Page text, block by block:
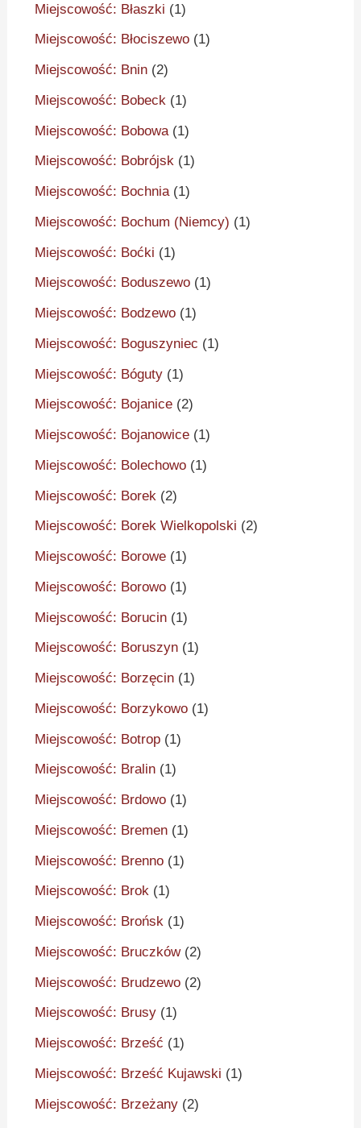
Miejscowość: Błaszki (1)
Miejscowość: Błociszewo (1)
Miejscowość: Bnin (2)
Miejscowość: Bobeck (1)
Miejscowość: Bobowa (1)
Miejscowość: Bobrójsk (1)
Miejscowość: Bochnia(1)
Miejscowość: Bochum (Niemcy) (1)
Miejscowość: Boćki (1)
Miejscowość: Boduszewo (1)
Miejscowość: Bodzewo (1)
Miejscowość: Boguszyniec (1)
Miejscowość: Bóguty (1)
Miejscowość: Bojanice (2)
Miejscowość: Bojanowice (1)
Miejscowość: Bolechowo (1)
Miejscowość: Borek (2)
Miejscowość: Borek Wielkopolski (2)
Miejscowość: Borowe (1)
Miejscowość: Borowo (1)
Miejscowość: Borucin (1)
Miejscowość: Boruszyn (1)
Miejscowość: Borzęcin (1)
Miejscowość: Borzykowo (1)
Miejscowość: Botrop (1)
Miejscowość: Bralin (1)
Miejscowość: Brdowo (1)
Miejscowość: Bremen (1)
Miejscowość: Brenno (1)
Miejscowość: Brok (1)
Miejscowość: Brońsk (1)
Miejscowość: Bruczków(2)
Miejscowość: Brudzewo (2)
Miejscowość: Brusy (1)
Miejscowość: Brześć (1)
Miejscowość: Brześć Kujawski (1)
Miejscowość: Brzeżany (2)